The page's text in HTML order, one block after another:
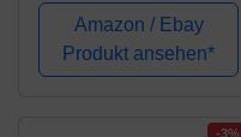
Umschaltknarre,
Ratschen,
Steckschlüssel und
Amazon / Ebay
Produkt ansehen*
-3%